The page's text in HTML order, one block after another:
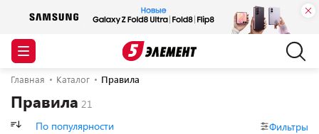
Главная Каталог Правила
Правила
По популярности Фильтры